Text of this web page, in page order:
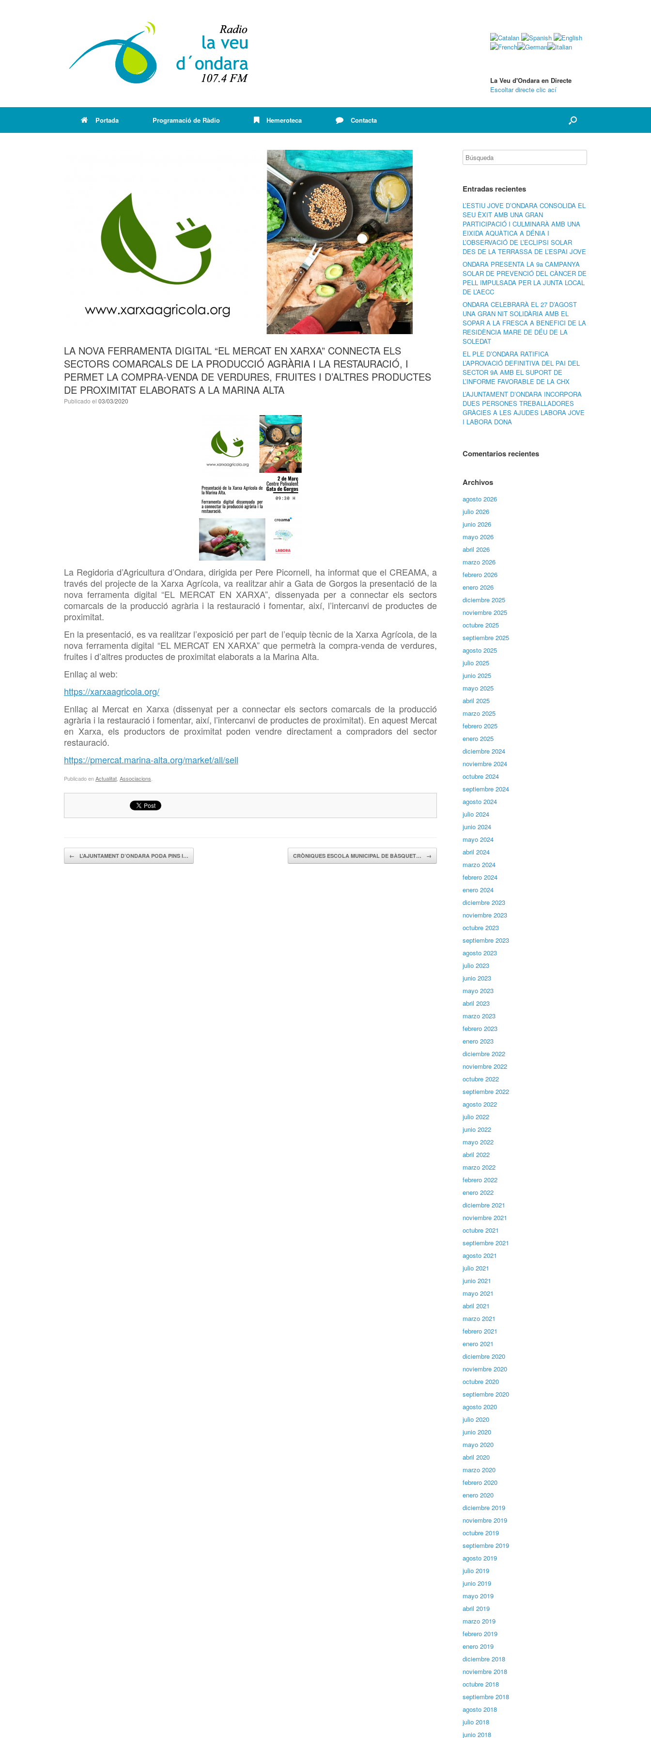
La Veu d'Ondara en Directe
Escoltar directe clic ací
Portada Programació de Ràdio Hemeroteca Contacta
LA NOVA FERRAMENTA DIGITAL “EL MERCAT EN XARXA” CONNECTA ELS
SECTORS COMARCALS DE LA PRODUCCIÓ AGRÀRIA I LA RESTAURACIÓ, I
PERMET LA COMPRA-VENDA DE VERDURES, FRUITES I D’ALTRES PRODUCTES
DE PROXIMITAT ELABORATS A LA MARINA ALTA
Publicado el 03/03/2020
La Regidoria d’Agricultura d’Ondara, dirigida per Pere Picornell, ha informat que el CREAMA, a
través del projecte de la Xarxa Agrícola, va realitzar ahir a Gata de Gorgos la presentació de la
nova ferramenta digital “EL MERCAT EN XARXA”, dissenyada per a connectar els sectors
comarcals de la producció agrària i la restauració i fomentar, així, l’intercanvi de productes de
proximitat.
En la presentació, es va realitzar l’exposició per part de l’equip tècnic de la Xarxa Agrícola, de la
nova ferramenta digital “EL MERCAT EN XARXA” que permetrà la compra-venda de verdures,
fruites i d’altres productes de proximitat elaborats a la Marina Alta.
Enllaç al web:
https://xarxaagricola.org/
Enllaç al Mercat en Xarxa (dissenyat per a connectar els sectors comarcals de la producció
agrària i la restauració i fomentar, així, l’intercanvi de productes de proximitat). En aquest Mercat
en Xarxa, els productors de proximitat poden vendre directament a compradors del sector
restauració.
https://pmercat.marina-alta.org/market/all/sell
Publicado enActualitat Associacions
Navegador de artículos
← L’AJUNTAMENT D’ONDARA PODA PINS I… CRÒNIQUES ESCOLA MUNICIPAL DE BÀSQUET… →
Entradas recientes
L’ESTIU JOVE D’ONDARA CONSOLIDA EL
SEU ÈXIT AMB UNA GRAN
PARTICIPACIÓ I CULMINARÀ AMB UNA
EIXIDA AQUÀTICA A DÉNIA I
L’OBSERVACIÓ DE L’ECLIPSI SOLAR
DES DE LA TERRASSA DE L’ESPAI JOVE
ONDARA PRESENTA LA 9a CAMPANYA
SOLAR DE PREVENCIÓ DEL CÀNCER DE
PELL IMPULSADA PER LA JUNTA LOCAL
DE L’AECC
ONDARA CELEBRARÀ EL 27 D’AGOST
UNA GRAN NIT SOLIDÀRIA AMB EL
SOPAR A LA FRESCA A BENEFICI DE LA
RESIDÈNCIA MARE DE DÉU DE LA
SOLEDAT
EL PLE D’ONDARA RATIFICA
L’APROVACIÓ DEFINITIVA DEL PAI DEL
SECTOR 9A AMB EL SUPORT DE
L’INFORME FAVORABLE DE LA CHX
L’AJUNTAMENT D’ONDARA INCORPORA
DUES PERSONES TREBALLADORES
GRÀCIES A LES AJUDES LABORA JOVE
I LABORA DONA
Comentarios recientes
Archivos
agosto 2026
julio 2026
junio 2026
mayo 2026
abril 2026
marzo 2026
febrero 2026
enero 2026
diciembre 2025
noviembre 2025
octubre 2025
septiembre 2025
agosto 2025
julio 2025
junio 2025
mayo 2025
abril 2025
marzo 2025
febrero 2025
enero 2025
diciembre 2024
noviembre 2024
octubre 2024
septiembre 2024
agosto 2024
julio 2024
junio 2024
mayo 2024
abril 2024
marzo 2024
febrero 2024
enero 2024
diciembre 2023
noviembre 2023
octubre 2023
septiembre 2023
agosto 2023
julio 2023
junio 2023
mayo 2023
abril 2023
marzo 2023
febrero 2023
enero 2023
diciembre 2022
noviembre 2022
octubre 2022
septiembre 2022
agosto 2022
julio 2022
junio 2022
mayo 2022
abril 2022
marzo 2022
febrero 2022
enero 2022
diciembre 2021
noviembre 2021
octubre 2021
septiembre 2021
agosto 2021
julio 2021
junio 2021
mayo 2021
abril 2021
marzo 2021
febrero 2021
enero 2021
diciembre 2020
noviembre 2020
octubre 2020
septiembre 2020
agosto 2020
julio 2020
junio 2020
mayo 2020
abril 2020
marzo 2020
febrero 2020
enero 2020
diciembre 2019
noviembre 2019
octubre 2019
septiembre 2019
agosto 2019
julio 2019
junio 2019
mayo 2019
abril 2019
marzo 2019
febrero 2019
enero 2019
diciembre 2018
noviembre 2018
octubre 2018
septiembre 2018
agosto 2018
julio 2018
junio 2018